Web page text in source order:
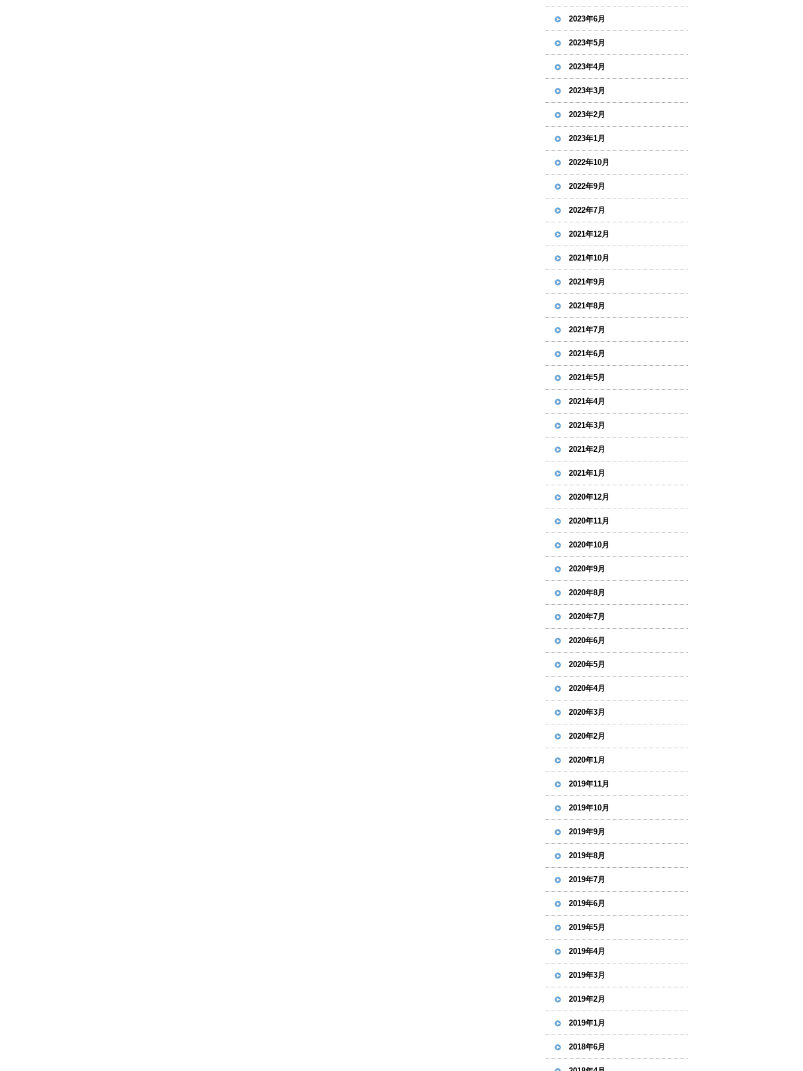
2023年6月
2023年5月
2023年4月
2023年3月
2023年2月
2023年1月
2022年10月
2022年9月
2022年7月
2021年12月
2021年10月
2021年9月
2021年8月
2021年7月
2021年6月
2021年5月
2021年4月
2021年3月
2021年2月
2021年1月
2020年12月
2020年11月
2020年10月
2020年9月
2020年8月
2020年7月
2020年6月
2020年5月
2020年4月
2020年3月
2020年2月
2020年1月
2019年11月
2019年10月
2019年9月
2019年8月
2019年7月
2019年6月
2019年5月
2019年4月
2019年3月
2019年2月
2019年1月
2018年6月